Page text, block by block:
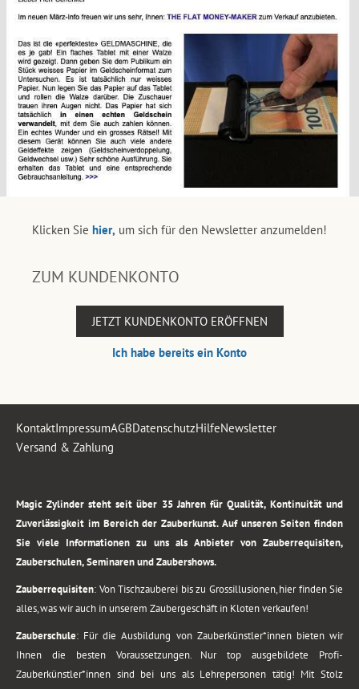
Klicken Sie hier, um sich für den Newsletter anzumelden!
ZUM KUNDENKONTO
JETZT KUNDENKONTO ERÖFFNEN
Ich habe bereits ein Konto
KontaktImpressumAGBDatenschutzHilfeNewsletter
Versand & Zahlung
Magic Zylinder steht seit über 35 Jahren für Qualität, Kontinuität und
Zuverlässigkeit im Bereich der Zauberkunst. Auf unseren Seiten finden
Sie viele Informationen zu uns als Anbieter von Zauberrequisiten,
Zauberschulen, Seminaren und Zaubershows.
Zauberrequisiten: Von Tischzauberei bis zu Grossillusionen, hier finden Sie
alles, was wir auch in unserem Zaubergeschäft in Kloten verkaufen!
Zauberschule: Für die Ausbildung von Zauberkünstler*innen bieten wir
Ihnen die besten Voraussetzungen. Nur top ausgebildete Profi-
Zauberkünstler*innen sind bei uns als Lehrepersonen tätig! Mit Stolz